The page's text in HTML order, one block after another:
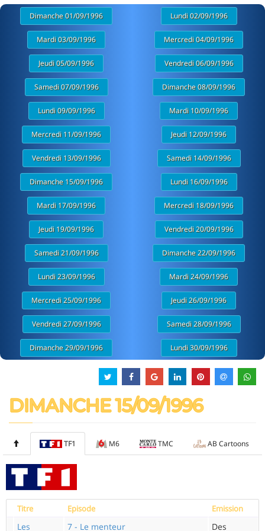
Dimanche 01/09/1996 Lundi 02/09/1996
Mardi 03/09/1996 Mercredi 04/09/1996
Jeudi 05/09/1996 Vendredi 06/09/1996
Samedi 07/09/1996 Dimanche 08/09/1996
Lundi 09/09/1996 Mardi 10/09/1996
Mercredi 11/09/1996 Jeudi 12/09/1996
Vendredi 13/09/1996 Samedi 14/09/1996
Dimanche 15/09/1996 Lundi 16/09/1996
Mardi 17/09/1996 Mercredi 18/09/1996
Jeudi 19/09/1996 Vendredi 20/09/1996
Samedi 21/09/1996 Dimanche 22/09/1996
Lundi 23/09/1996 Mardi 24/09/1996
Mercredi 25/09/1996 Jeudi 26/09/1996
Vendredi 27/09/1996 Samedi 28/09/1996
Dimanche 29/09/1996 Lundi 30/09/1996
DIMANCHE 15/09/1996
TF1 M6 TMC AB Cartoons
Titre Episode Emission
Les 7 - Le menteur Des